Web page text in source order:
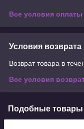
Все условия оплаты
Условия возврата
Возврат товара в
Все условия
Подобные товары